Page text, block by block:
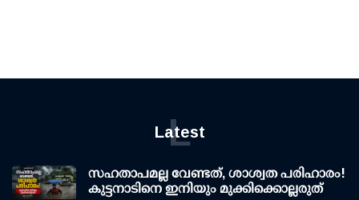
Latest
L
സഹതാപമല്ല വേണ്ടത്, ശാശ്വത പരിഹാരം!
കുട്ടനാടിനെ ഇനിയും മുക്കിക്കൊല്ലരുത്